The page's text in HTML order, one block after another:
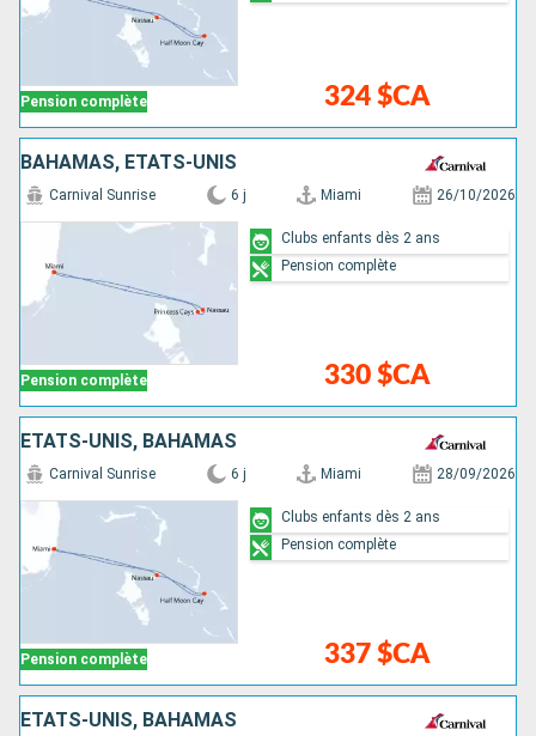
Pension complète 324 $CA
BAHAMAS, ÉTATS-UNIS
Pension complète
Carnival Sunrise 6 j Miami 26/10/2026
330 $CA
Clubs enfants dès 2 ans
Pension complète
ÉTATS-UNIS, BAHAMAS
Pension complète
Carnival Sunrise 6 j Miami 28/09/2026
337 $CA
Clubs enfants dès 2 ans
Pension complète
ÉTATS-UNIS, BAHAMAS